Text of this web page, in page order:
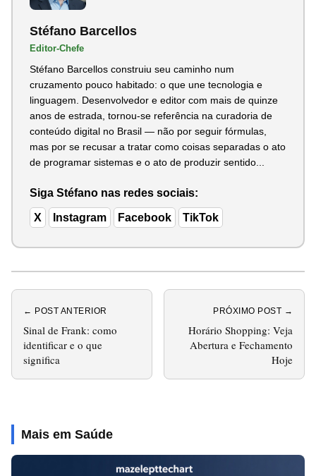
Stéfano Barcellos
Editor-Chefe
Stéfano Barcellos construiu seu caminho num
cruzamento pouco habitado: o que une tecnologia e
linguagem. Desenvolvedor e editor com mais de quinze
anos de estrada, tornou-se referência na curadoria de
conteúdo digital no Brasil — não por seguir fórmulas,
mas por se recusar a tratar como coisas separadas o ato
de programar sistemas e o ato de produzir sentido...
Siga Stéfano nas redes sociais:
X Instagram Facebook TikTok
← POST ANTERIOR
Sinal de Frank: como
identificar e o que
significa
PRÓXIMO POST →
Horário Shopping: Veja
Abertura e Fechamento
Hoje
Mais em Saúde